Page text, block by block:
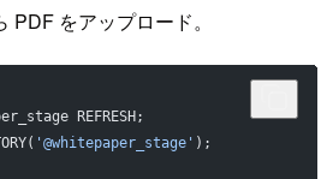
をアップロード。
REFRESH;
'@whitepaper_stage' );